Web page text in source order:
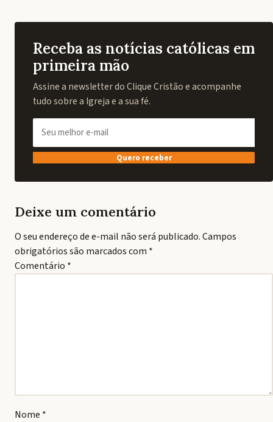
Receba as notícias católicas em
primeira mão
Assine a newsletter do Clique Cristão e acompanhe
tudo sobre a Igreja e a sua fé.
Quero receber
Deixe um comentário
O seu endereço de e-mail não será publicado.Campos
obrigatórios são marcados com *
Comentário *
Nome *